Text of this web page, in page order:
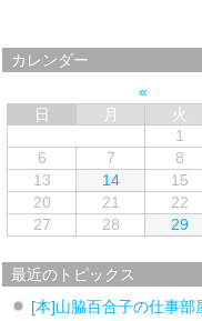
カレンダー
日
月 火
1
6
7 8
13
14 15
20
21 22
27
28 29
最近のトピックス
[本]山脇百合子の仕事